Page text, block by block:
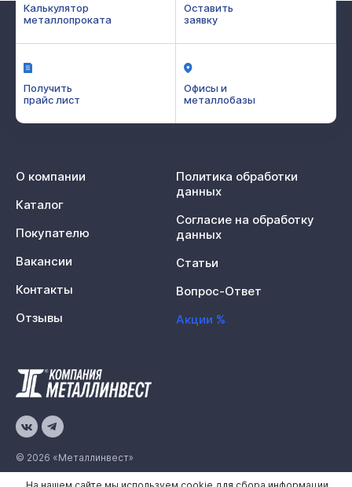
Калькулятор
металлопроката
Оставить
заявку
Получить
прайс лист
Офисы и
металлобазы
© 2026 «Металлинвест»
О компании
Каталог
Покупателю
Вакансии
Контакты
Отзывы
Политика обработки
данных
Согласие на обработку
данных
Статьи
Вопрос-Ответ
Акции %